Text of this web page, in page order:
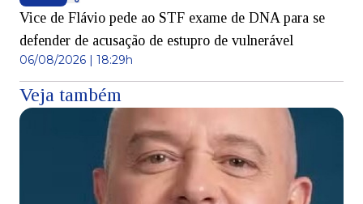
Vice de Flávio pede ao STF exame de DNA para se
defender de acusação de estupro de vulnerável
06/08/2026 | 18:29h
Veja também